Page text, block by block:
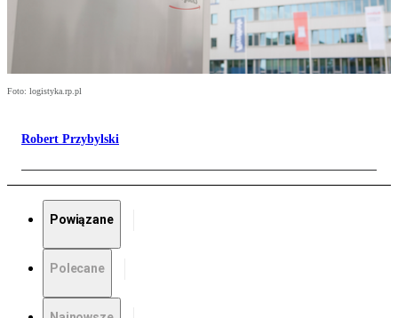
Foto: logistyka.rp.pl
Robert Przybylski
Powiązane
Polecane